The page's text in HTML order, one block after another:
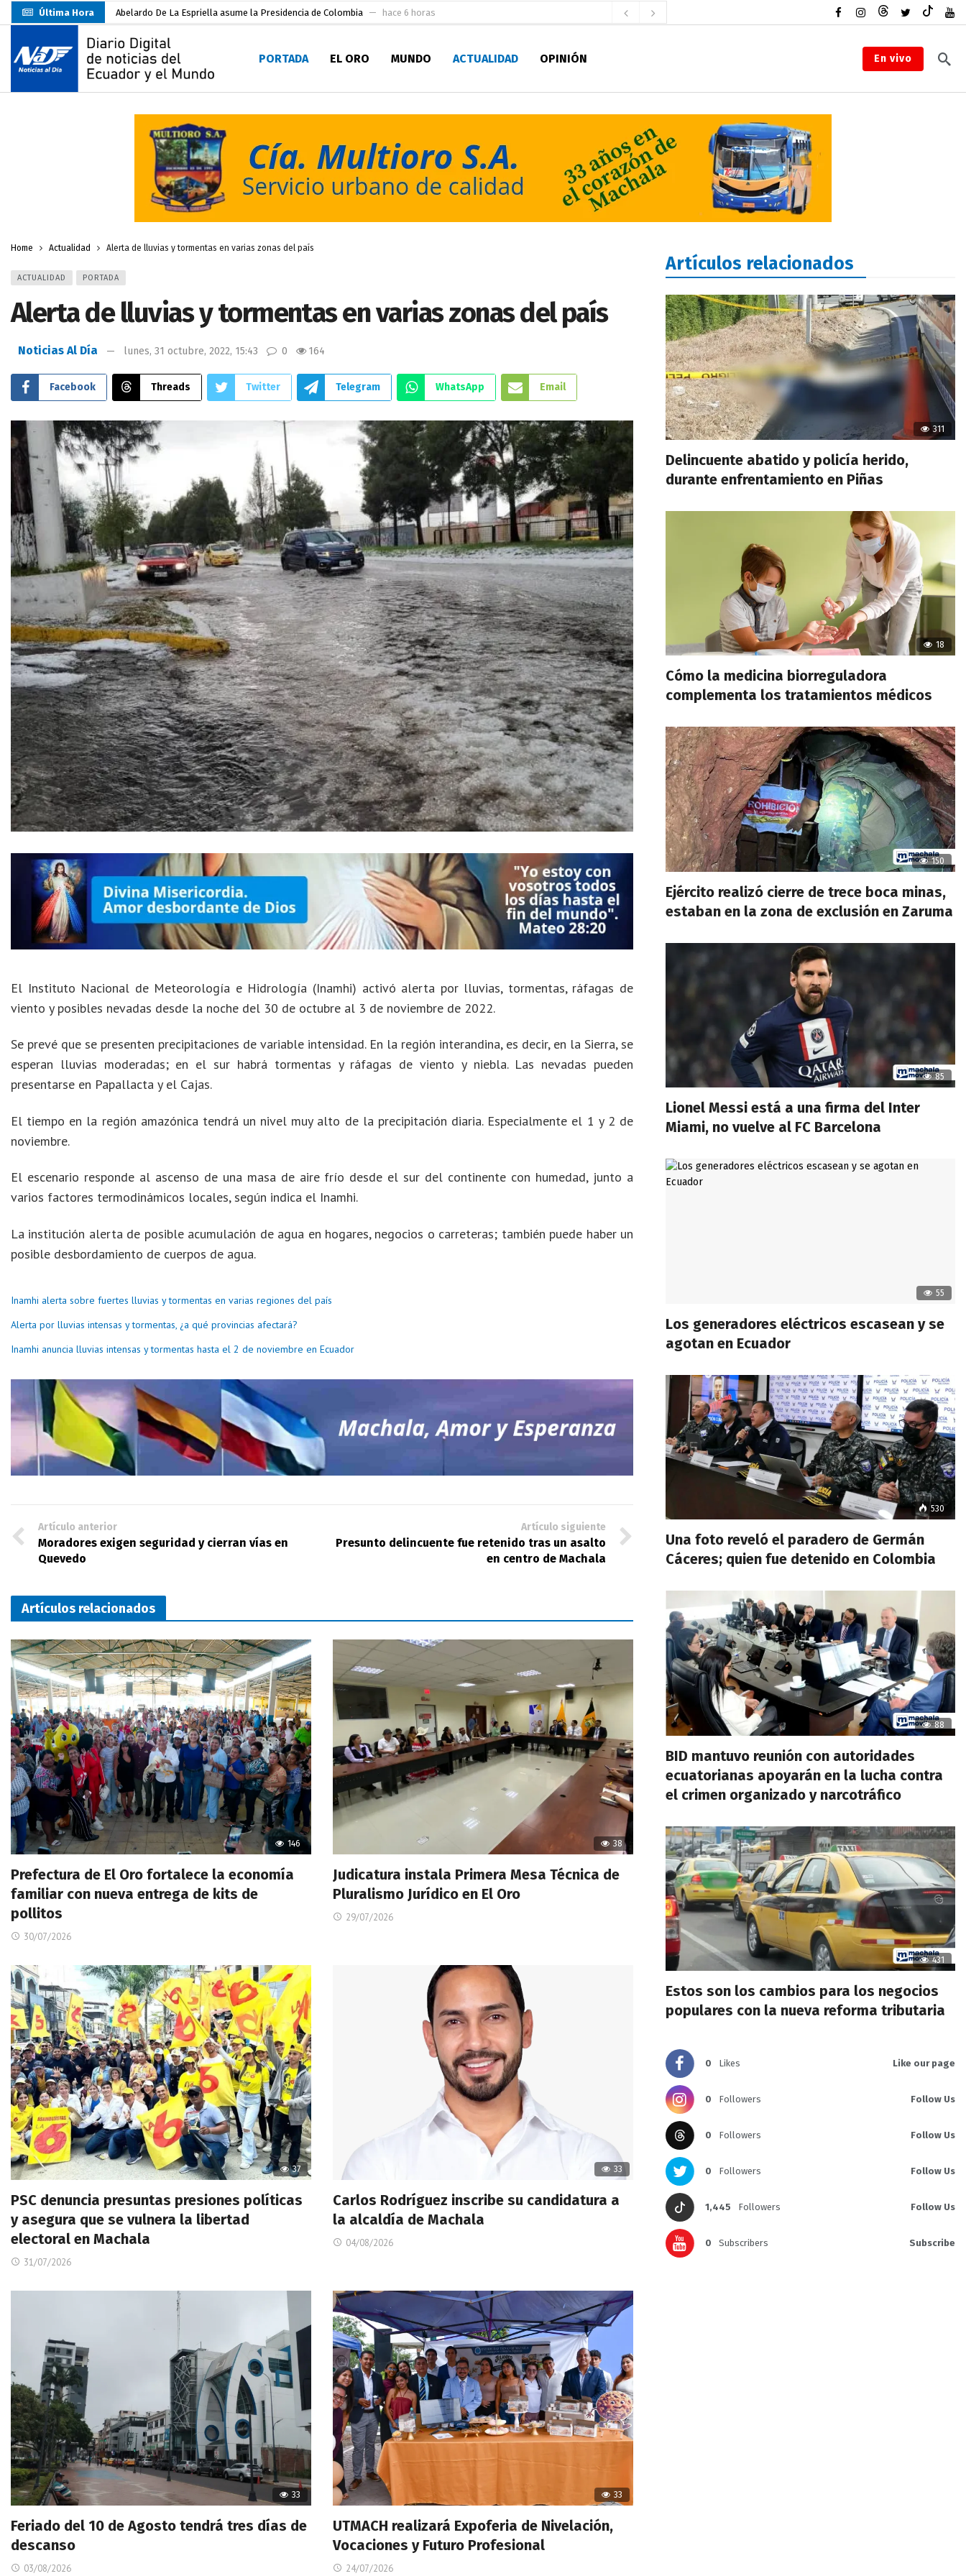
Última Hora Abelardo De La Espriella asume la Presidencia de Colombia hace 6 horas
Sin objeciones la candidatura de Carlos Rodríguez para la Alcaldía de Machala
Más de 3.800 escuelas estarían en riesgo por El Niño hace 16 horas
Nuevo Santa Rosa Sporting Club inicia su camino en la Serie A del Fútbol Femenino Nacional 2026
Unidad Popular confirma acuerdo político con RC, socialismo y Lista 70 en Pichincha y varias provincias
Delegación de El Oro fiscaliza propaganda electoral hace 1 día
Gobierno Estudiantil Ugartino 2026-2027, fue posesionado
Darwin Pereira oficializa su candidatura a la alcaldía de Machala hace 4 horas
PORTADA EL ORO MUNDO ACTUALIDAD OPINIÓN En vivo
Home Actualidad Alerta de lluvias y tormentas en varias zonas del país
ACTUALIDAD PORTADA
Alerta de lluvias y tormentas en varias zonas del país
Noticias Al Día lunes, 31 octubre, 2022, 15:43 0 164
Facebook Threads Twitter Telegram WhatsApp Email
El Instituto Nacional de Meteorología e Hidrología (Inamhi) activó alerta por lluvias, tormentas, ráfagas de
viento y posibles nevadas desde la noche del 30 de octubre al 3 de noviembre de 2022.
Se prevé que se presenten precipitaciones de variable intensidad. En la región interandina, es decir, en la Sierra, se
esperan lluvias moderadas; en el sur habrá tormentas y ráfagas de viento y niebla. Las nevadas pueden
presentarse en Papallacta y el Cajas.
El tiempo en la región amazónica tendrá un nivel muy alto de la precipitación diaria. Especialmente el 1 y 2 de
noviembre.
El escenario responde al ascenso de una masa de aire frío desde el sur del continente con humedad, junto a
varios factores termodinámicos locales, según indica el Inamhi.
La institución alerta de posible acumulación de agua en hogares, negocios o carreteras; también puede haber un
posible desbordamiento de cuerpos de agua.
Inamhi alerta sobre fuertes lluvias y tormentas en varias regiones del país
Alerta por lluvias intensas y tormentas, ¿a qué provincias afectará?
Inamhi anuncia lluvias intensas y tormentas hasta el 2 de noviembre en Ecuador
Artículo anterior
Moradores exigen seguridad y cierran vías en
Quevedo
Artículo siguiente
Presunto delincuente fue retenido tras un asalto
en centro de Machala
Artículos relacionados
146
Prefectura de El Oro fortalece la economía
familiar con nueva entrega de kits de
pollitos
30/07/2026
38
Judicatura instala Primera Mesa Técnica de
Pluralismo Jurídico en El Oro
29/07/2026
37
PSC denuncia presuntas presiones políticas
y asegura que se vulnera la libertad
electoral en Machala
31/07/2026
33
Carlos Rodríguez inscribe su candidatura a
la alcaldía de Machala
04/08/2026
33
Feriado del 10 de Agosto tendrá tres días de
descanso
03/08/2026
33
UTMACH realizará Expoferia de Nivelación,
Vocaciones y Futuro Profesional
24/07/2026
Artículos relacionados
311
Delincuente abatido y policía herido,
durante enfrentamiento en Piñas
18
Cómo la medicina biorreguladora
complementa los tratamientos médicos
150
Ejército realizó cierre de trece boca minas,
estaban en la zona de exclusión en Zaruma
85
Lionel Messi está a una firma del Inter
Miami, no vuelve al FC Barcelona
55
Los generadores eléctricos escasean y se
agotan en Ecuador
530
Una foto reveló el paradero de Germán
Cáceres; quien fue detenido en Colombia
88
BID mantuvo reunión con autoridades
ecuatorianas apoyarán en la lucha contra
el crimen organizado y narcotráfico
431
Estos son los cambios para los negocios
populares con la nueva reforma tributaria
0 Likes Like our page
0 Followers Follow Us
0 Followers Follow Us
0 Followers Follow Us
1,445 Followers Follow Us
0 Subscribers Subscribe